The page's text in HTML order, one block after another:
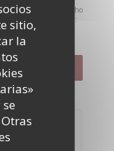
sitio,
la
ejercer su derecho
en la Lista Robinson:
de sus datos,